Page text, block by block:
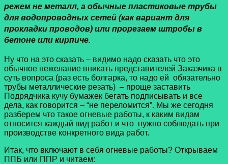
режем не металл, а обычные пластиковые трубы
для водопроводных сетей (как вариант для
прокладки проводов) или прорезаем штробы в
бетоне или кирпиче.
Ну что на это сказать – видимо надо сказать что это
обычное нежелание вникать представителей Заказчика в
суть вопроса (раз есть болгарка, то надо ей обязательно
трубы металлические резать) – проще заставить
Подрядчика кучу бумажек бегать подписывать и все
дела, как говорится – “не переломится”. Мы же сегодня
разберем что такое огневые работы, к каким видам
относится каждый вид работ и что нужно соблюдать при
производстве конкретного вида работ.
Итак, что включают в себя огневые работы? Открываем
ППБ или ППР и читаем: